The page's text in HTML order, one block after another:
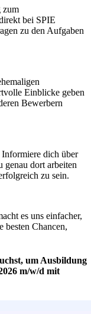
zum
bei SPIE
zu den Aufgaben
Einblicke geben
Bewerbern
dich über
genau dort arbeiten
zu sein.
es uns einfacher,
besten Chancen,
um Ausbildung
m/w/d mit